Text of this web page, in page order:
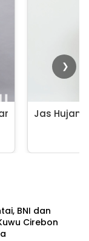
Jas Hujan
❯
BNI dan
Cirebon